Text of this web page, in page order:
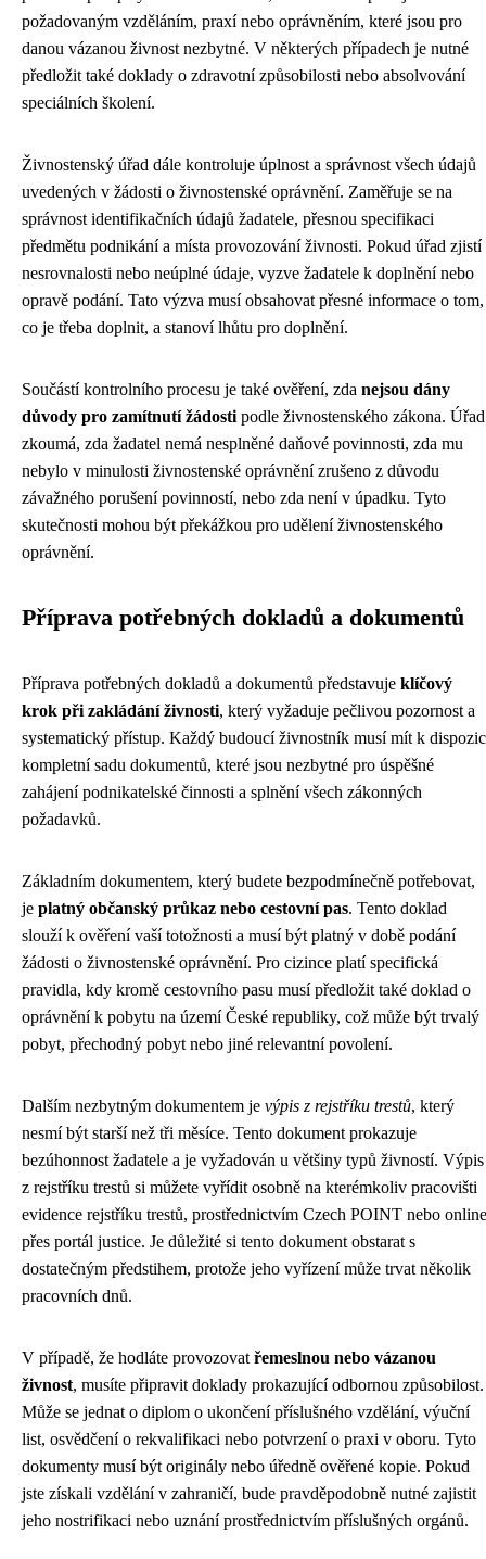
požadovaným vzděláním, praxí nebo oprávněním, které jsou pro
danou vázanou živnost nezbytné. V některých případech je nutné
předložit také doklady o zdravotní způsobilosti nebo absolvování
speciálních školení.
Živnostenský úřad dále kontroluje úplnost a správnost všech údajů
uvedených v žádosti o živnostenské oprávnění. Zaměřuje se na
správnost identifikačních údajů žadatele, přesnou specifikaci
předmětu podnikání a místa provozování živnosti. Pokud úřad zjistí
nesrovnalosti nebo neúplné údaje, vyzve žadatele k doplnění nebo
opravě podání. Tato výzva musí obsahovat přesné informace o tom,
co je třeba doplnit, a stanoví lhůtu pro doplnění.
Součástí kontrolního procesu je také ověření, zda nejsou dány
důvody pro zamítnutí žádosti podle živnostenského zákona. Úřad
zkoumá, zda žadatel nemá nesplněné daňové povinnosti, zda mu
nebylo v minulosti živnostenské oprávnění zrušeno z důvodu
závažného porušení povinností, nebo zda není v úpadku. Tyto
skutečnosti mohou být překážkou pro udělení živnostenského
oprávnění.
Příprava potřebných dokladů a dokumentů
Příprava potřebných dokladů a dokumentů představuje klíčový
krok při zakládání živnosti, který vyžaduje pečlivou pozornost a
systematický přístup. Každý budoucí živnostník musí mít k
kompletní sadu dokumentů, které jsou nezbytné pro úspěšné
zahájení podnikatelské činnosti a splnění všech zákonných
požadavků.
Základním dokumentem, který budete bezpodmínečně potřebovat,
je platný občanský průkaz nebo cestovní pas. Tento doklad
slouží k ověření vaší totožnosti a musí být platný v době podání
žádosti o živnostenské oprávnění. Pro cizince platí specifická
pravidla, kdy kromě cestovního pasu musí předložit také doklad o
oprávnění k pobytu na území České republiky, což může být trvalý
pobyt, přechodný pobyt nebo jiné relevantní povolení.
Dalším nezbytným dokumentem je výpis z rejstříku trestů, který
nesmí být starší než tři měsíce. Tento dokument prokazuje
bezúhonnost žadatele a je vyžadován u většiny typů živností. Výpis
z rejstříku trestů si můžete vyřídit osobně na kterémkoliv pracovišti
evidence rejstříku trestů, prostřednictvím Czech POINT nebo online
přes portál justice. Je důležité si tento dokument obstarat s
dostatečným předstihem, protože jeho vyřízení může trvat několik
pracovních dnů.
V případě, že hodláte provozovat řemeslnou nebo vázanou
živnost, musíte připravit doklady prokazující odbornou způsobilost.
Může se jednat o diplom o ukončení příslušného vzdělání, výuční
list, osvědčení o rekvalifikaci nebo potvrzení o praxi v oboru. Tyto
dokumenty musí být originály nebo úředně ověřené kopie. Pokud
jste získali vzdělání v zahraničí, bude pravděpodobně nutné zajistit
jeho nostrifikaci nebo uznání prostřednictvím příslušných orgánů.